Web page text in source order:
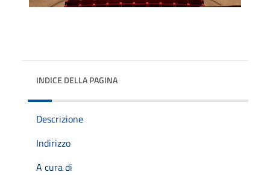
INDICE DELLA PAGINA
Descrizione
Indirizzo
A cura di